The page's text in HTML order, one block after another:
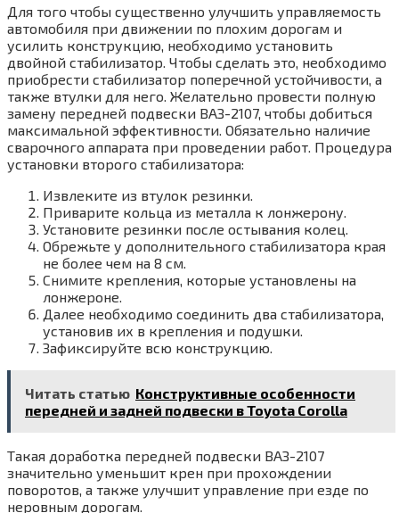
Для того чтобы существенно улучшить управляемость
автомобиля при движении по плохим дорогам и
усилить конструкцию, необходимо установить
двойной стабилизатор. Чтобы сделать это, необходимо
приобрести стабилизатор поперечной устойчивости, а
также втулки для него. Желательно провести полную
замену передней подвески ВАЗ-2107, чтобы добиться
максимальной эффективности. Обязательно наличие
сварочного аппарата при проведении работ. Процедура
установки второго стабилизатора:
Извлеките из втулок резинки.
Приварите кольца из металла к лонжерону.
Установите резинки после остывания колец.
Обрежьте у дополнительного стабилизатора края
не более чем на 8 см.
Снимите крепления, которые установлены на
лонжероне.
Далее необходимо соединить два стабилизатора,
установив их в крепления и подушки.
Зафиксируйте всю конструкцию.
Читать статью Конструктивные особенности
передней и задней подвески в Toyota Corolla
Такая доработка передней подвески ВАЗ-2107
значительно уменьшит крен при прохождении
поворотов, а также улучшит управление при езде по
неровным дорогам.